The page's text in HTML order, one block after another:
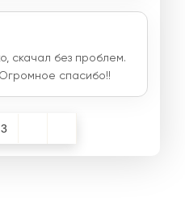
скачал без проблем.
спасибо!!
3